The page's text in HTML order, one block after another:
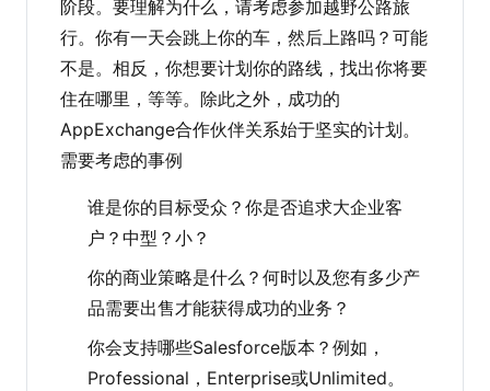
阶段。要理解为什么，请考虑参加越野公路旅
行。你有一天会跳上你的车，然后上路吗？可能
不是。相反，你想要计划你的路线，找出你将要
住在哪里，等等。除此之外，成功的
AppExchange合作伙伴关系始于坚实的计划。
需要考虑的事例
谁是你的目标受众？你是否追求大企业客
户？中型？小？
你的商业策略是什么？何时以及您有多少产
品需要出售才能获得成功的业务？
你会支持哪些Salesforce版本？例如，
Professional，Enterprise或Unlimited。